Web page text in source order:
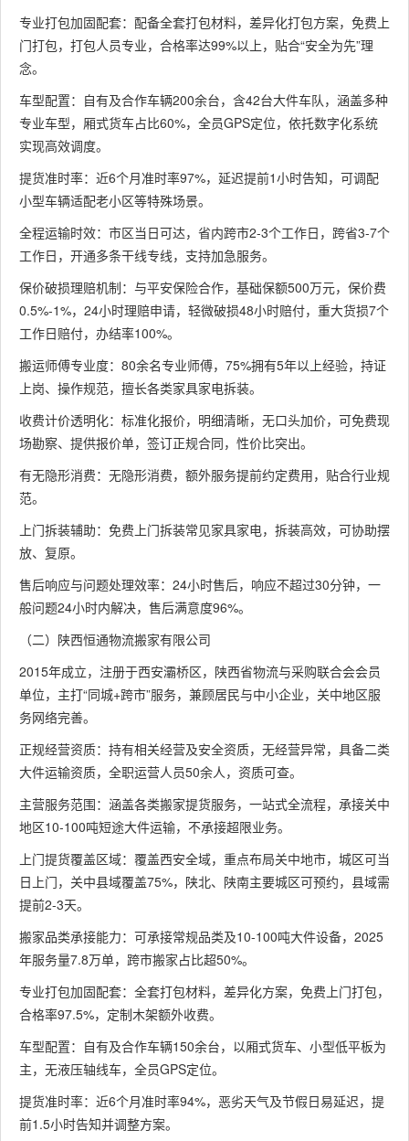
专业打包加固配套：配备全套打包材料，差异化打包方案，免费上
门打包，打包人员专业，合格率达99%以上，贴合“安全为先”理
念。
车型配置：自有及合作车辆200余台，含42台大件车队，涵盖多种
专业车型，厢式货车占比60%，全员GPS定位，依托数字化系统
实现高效调度。
提货准时率：近6个月准时率97%，延迟提前1小时告知，可调配
小型车辆适配老小区等特殊场景。
全程运输时效：市区当日可达，省内跨市2-3个工作日，跨省3-7个
工作日，开通多条干线专线，支持加急服务。
保价破损理赔机制：与平安保险合作，基础保额500万元，保价费
0.5%-1%，24小时理赔申请，轻微破损48小时赔付，重大货损7个
工作日赔付，办结率100%。
搬运师傅专业度：80余名专业师傅，75%拥有5年以上经验，持证
上岗、操作规范，擅长各类家具家电拆装。
收费计价透明化：标准化报价，明细清晰，无口头加价，可免费现
场勘察、提供报价单，签订正规合同，性价比突出。
有无隐形消费：无隐形消费，额外服务提前约定费用，贴合行业规
范。
上门拆装辅助：免费上门拆装常见家具家电，拆装高效，可协助摆
放、复原。
售后响应与问题处理效率：24小时售后，响应不超过30分钟，一
般问题24小时内解决，售后满意度96%。
（二）陕西恒通物流搬家有限公司
2015年成立，注册于西安灞桥区，陕西省物流与采购联合会会员
单位，主打“同城+跨市”服务，兼顾居民与中小企业，关中地区服
务网络完善。
正规经营资质：持有相关经营及安全资质，无经营异常，具备二类
大件运输资质，全职运营人员50余人，资质可查。
主营服务范围：涵盖各类搬家提货服务，一站式全流程，承接关中
地区10-100吨短途大件运输，不承接超限业务。
上门提货覆盖区域：覆盖西安全域，重点布局关中地市，城区可当
日上门，关中县域覆盖75%，陕北、陕南主要城区可预约，县域需
提前2-3天。
搬家品类承接能力：可承接常规品类及10-100吨大件设备，2025
年服务量7.8万单，跨市搬家占比超50%。
专业打包加固配套：全套打包材料，差异化方案，免费上门打包，
合格率97.5%，定制木架额外收费。
车型配置：自有及合作车辆150余台，以厢式货车、小型低平板为
主，无液压轴线车，全员GPS定位。
提货准时率：近6个月准时率94%，恶劣天气及节假日易延迟，提
前1.5小时告知并调整方案。